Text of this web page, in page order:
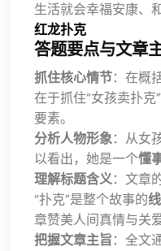
生活就会幸福安康、
红龙扑克
答题要点与文章
抓住核心情节：在概
在于抓住“女孩卖扑克
要素。
分析人物形象：从女
以看出，她是一个懂
理解标题含义：文章
“扑克”是整个故事的
章赞美人间真情与关
把握文章主旨：全文